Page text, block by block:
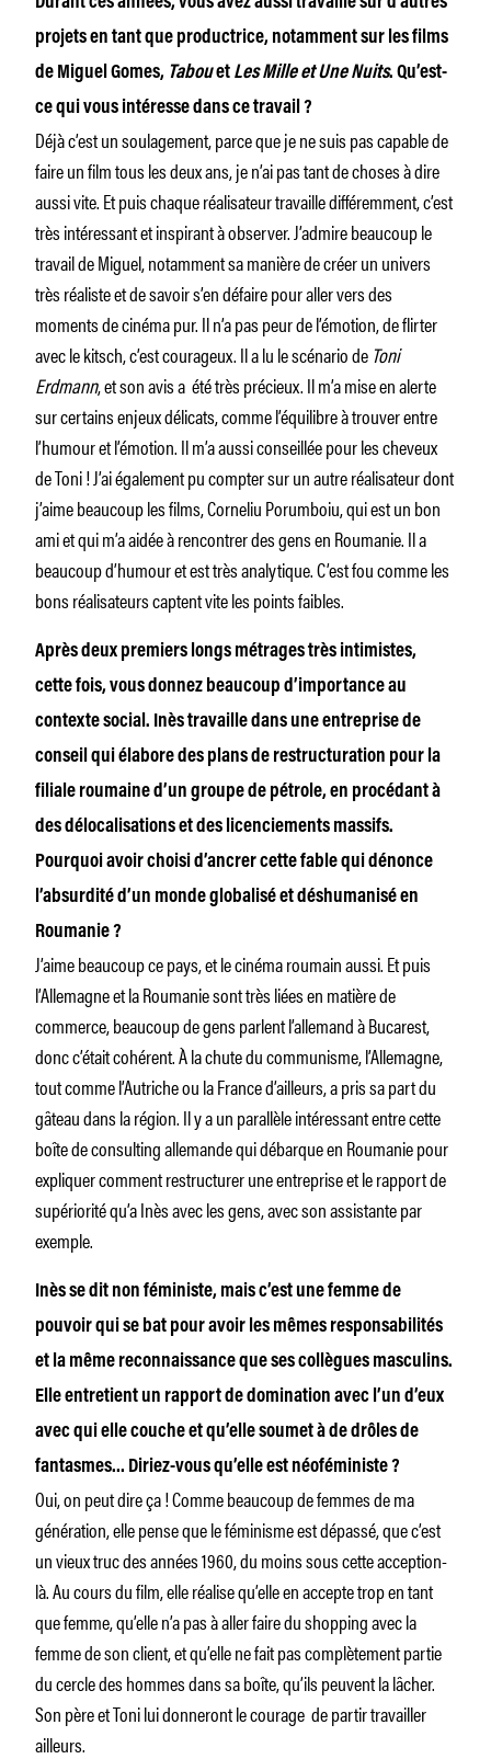
projets en tant que productrice, notamment sur les films
de Miguel Gomes, Tabouet Les Mille et Une Nuits. Qu’est-
ce qui vous intéresse dans ce travail ?
Déjà c’est un soulagement, parce que je ne suis pas capable de
faire un film tous les deux ans, je n’ai pas tant de choses à dire
aussi vite. Et puis chaque réalisateur travaille différemment, c’est
très intéressant et inspirant à observer. J’admire beaucoup le
travail de Miguel, notamment sa manière de créer un univers
très réaliste et de savoir s’en défaire pour aller vers des
moments de cinéma pur. Il n’a pas peur de l’émotion, de flirter
avec le kitsch, c’est courageux. Il a lu le scénario de Toni
Erdmann, et son avis a été très précieux. Il m’a mise en alerte
sur certains enjeux délicats, comme l’équilibre à trouver entre
l’humour et l’émotion. Il m’a aussi conseillée pour les cheveux
de Toni ! J’ai également pu compter sur un autre réalisateur dont
j’aime beaucoup les films, Corneliu Porumboiu, qui est un bon
ami et qui m’a aidée à rencontrer des gens en Roumanie. Il a
beaucoup d’humour et est très analytique. C’est fou comme les
bons réalisateurs captent vite les points faibles.
Après deux premiers longs métrages très intimistes,
cette fois, vous donnez beaucoup d’importance au
contexte social. Inès travaille dans une entreprise de
conseil qui élabore des plans de restructuration pour la
filiale roumaine d’un groupe de pétrole, en procédant à
des délocalisations et des licenciements massifs.
Pourquoi avoir choisi d’ancrer cette fable qui dénonce
l’absurdité d’un monde globalisé et déshumanisé en
Roumanie ?
J’aime beaucoup ce pays, et le cinéma roumain aussi. Et puis
l’Allemagne et la Roumanie sont très liées en matière de
commerce, beaucoup de gens parlent l’allemand à Bucarest,
donc c’était cohérent. À la chute du communisme, l’Allemagne,
tout comme l’Autriche ou la France d’ailleurs, a pris sa part du
gâteau dans la région. Il y a un parallèle intéressant entre cette
boîte de consulting allemande qui débarque en Roumanie pour
expliquer comment restructurer une entreprise et le rapport de
supériorité qu’a Inès avec les gens, avec son assistante par
exemple.
Inès se dit non féministe, mais c’est une femme de
pouvoir qui se bat pour avoir les mêmes responsabilités
et la même reconnaissance que ses collègues masculins.
Elle entretient un rapport de domination avec l’un d’eux
avec qui elle couche et qu’elle soumet à de drôles de
fantasmes… Diriez-vous qu’elle est néoféministe ?
Oui, on peut dire ça ! Comme beaucoup de femmes de ma
génération, elle pense que le féminisme est dépassé, que c’est
un vieux truc des années 1960, du moins sous cette acception-
là. Au cours du film, elle réalise qu’elle en accepte trop en tant
que femme, qu’elle n’a pas à aller faire du shopping avec la
femme de son client, et qu’elle ne fait pas complètement partie
du cercle des hommes dans sa boîte, qu’ils peuvent la lâcher.
Son père et Toni lui donneront le courage de partir travailler
ailleurs.